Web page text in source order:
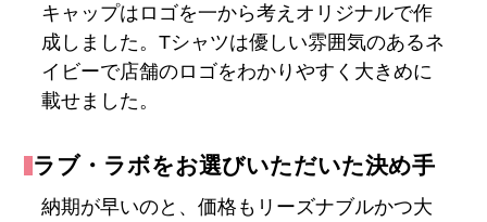
キャップはロゴを一から考えオリジナルで作
成しました。Tシャツは優しい雰囲気のあるネ
イビーで店舗のロゴをわかりやすく大きめに
載せました。
ラブ・ラボをお選びいただいた決め手
納期が早いのと、価格もリーズナブルかつ大